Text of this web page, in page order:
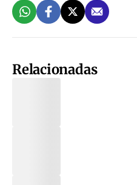
Relacionadas